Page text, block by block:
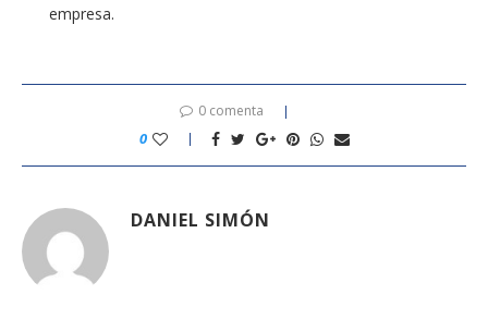
empresa.
0 comenta
0
DANIEL SIMÓN